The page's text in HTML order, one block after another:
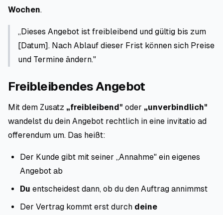
Wochen.
„Dieses Angebot ist freibleibend und gültig bis zum
[Datum]. Nach Ablauf dieser Frist können sich Preise
und Termine ändern."
Freibleibendes Angebot
Mit dem Zusatz „freibleibend" oder „unverbindlich"
wandelst du dein Angebot rechtlich in eine invitatio ad
offerendum um. Das heißt:
Der Kunde gibt mit seiner „Annahme" ein eigenes
Angebot ab
Du entscheidest dann, ob du den Auftrag annimmst
Der Vertrag kommt erst durch deine